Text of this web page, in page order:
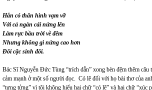
Hắn có thân hình vạm vỡ
Với cả ngàn cái nứng lên
Làm rực bầu trời về đêm
Nhưng không gì nứng cao hơn
Đôi cặc sinh đôi.
Bác Sĩ Nguyễn Đức Tùng “trích dẫn” xong bèn đệm thêm
cảm mạnh ở một số người đọc. Có lẽ đối với họ bài thơ của
“tưng tửng” vì tôi không hiểu hai chữ “có lẽ” và hai chữ